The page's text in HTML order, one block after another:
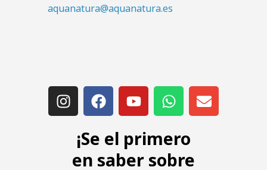
aquanatura@aquanatura.es
¡Se el primero
en saber sobre